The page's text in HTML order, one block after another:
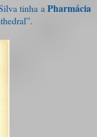
tinha aPharmácia